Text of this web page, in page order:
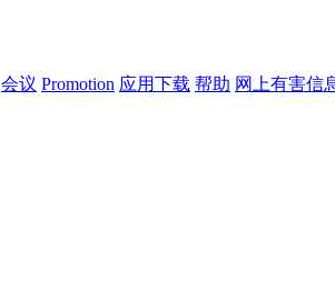
会议 Promotion 应用下载 帮助 网上有害信